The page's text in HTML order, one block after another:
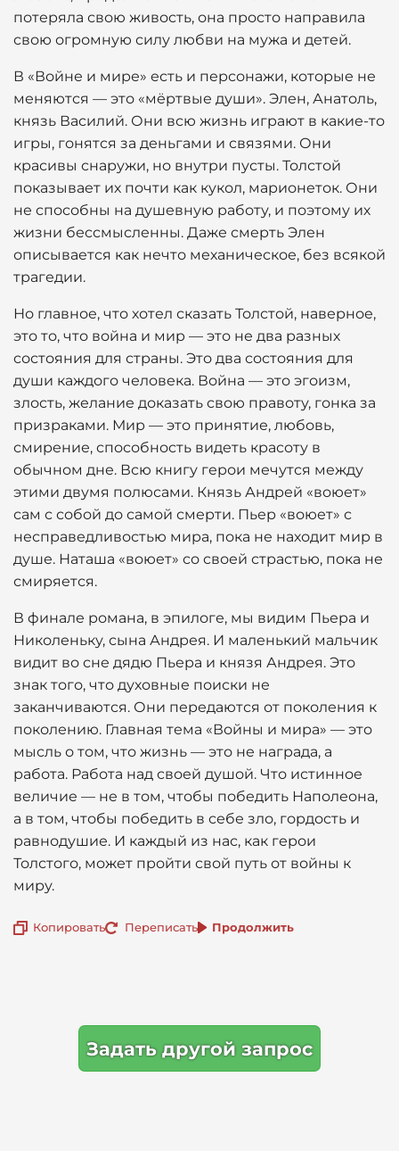
потеряла свою живость, она просто направила
свою огромную силу любви на мужа и детей.
В «Войне и мире» есть и персонажи, которые не
меняются — это «мёртвые души». Элен, Анатоль,
князь Василий. Они всю жизнь играют в какие-то
игры, гонятся за деньгами и связями. Они
красивы снаружи, но внутри пусты. Толстой
показывает их почти как кукол, марионеток. Они
не способны на душевную работу, и поэтому их
жизни бессмысленны. Даже смерть Элен
описывается как нечто механическое, без всякой
трагедии.
Но главное, что хотел сказать Толстой, наверное,
это то, что война и мир — это не два разных
состояния для страны. Это два состояния для
души каждого человека. Война — это эгоизм,
злость, желание доказать свою правоту, гонка за
призраками. Мир — это принятие, любовь,
смирение, способность видеть красоту в
обычном дне. Всю книгу герои мечутся между
этими двумя полюсами. Князь Андрей «воюет»
сам с собой до самой смерти. Пьер «воюет» с
несправедливостью мира, пока не находит мир в
душе. Наташа «воюет» со своей страстью, пока не
смиряется.
В финале романа, в эпилоге, мы видим Пьера и
Николеньку, сына Андрея. И маленький мальчик
видит во сне дядю Пьера и князя Андрея. Это
знак того, что духовные поиски не
заканчиваются. Они передаются от поколения к
поколению. Главная тема «Войны и мира» — это
мысль о том, что жизнь — это не награда, а
работа. Работа над своей душой. Что истинное
величие — не в том, чтобы победить Наполеона,
а в том, чтобы победить в себе зло, гордость и
равнодушие. И каждый из нас, как герои
Толстого, может пройти свой путь от войны к
миру.
Копировать Переписать Продолжить
Задать другой запрос